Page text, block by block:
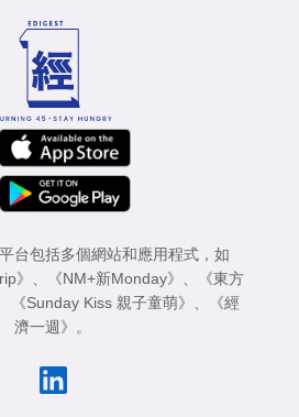
台包括多個網站和應用程式，如
》 《NM+新Monday》
《東方
《Sunday Kiss 親子童萌》
《經
濟一週》
。